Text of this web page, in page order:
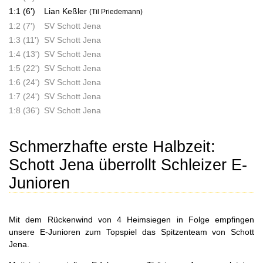
1:1 (6')
Lian Keßler (Til Priedemann)
1:2 (7')
SV Schott Jena
1:3 (11')
SV Schott Jena
1:4 (13') SV Schott Jena
1:5 (22') SV Schott Jena
1:6 (24') SV Schott Jena
1:7 (24') SV Schott Jena
1:8 (36') SV Schott Jena
Schmerzhafte erste Halbzeit:
Schott Jena überrollt Schleizer E-
Junioren
Mit dem Rückenwind von 4 Heimsiegen in Folge empfingen
unsere E-Junioren zum Topspiel das Spitzenteam von Schott
Jena.